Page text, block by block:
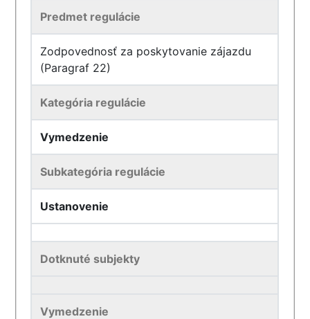
Predmet regulácie
Zodpovednosť za poskytovanie zájazdu
(Paragraf 22)
Kategória regulácie
Vymedzenie
Subkategória regulácie
Ustanovenie
Dotknuté subjekty
Vymedzenie